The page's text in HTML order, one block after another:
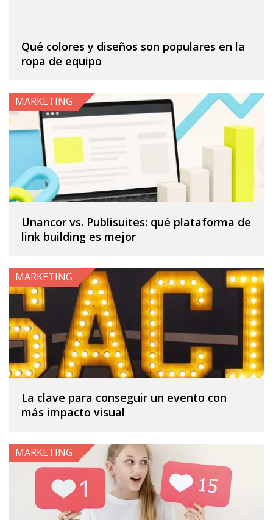
Qué colores y diseños son populares en la
ropa de equipo
Unancor vs. Publisuites: qué plataforma de
link building es mejor
MARKETING
La clave para conseguir un evento con
más impacto visual
MARKETING
MARKETING